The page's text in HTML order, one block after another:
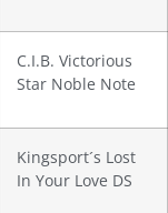
C.I.B. Victorious
Star Noble Note
Kingsport´s Lost
In Your Love DS